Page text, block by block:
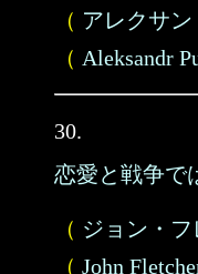
（ アレクサ
（ Aleksandr
30.
恋愛と戦争で
（ ジョン・
（ John